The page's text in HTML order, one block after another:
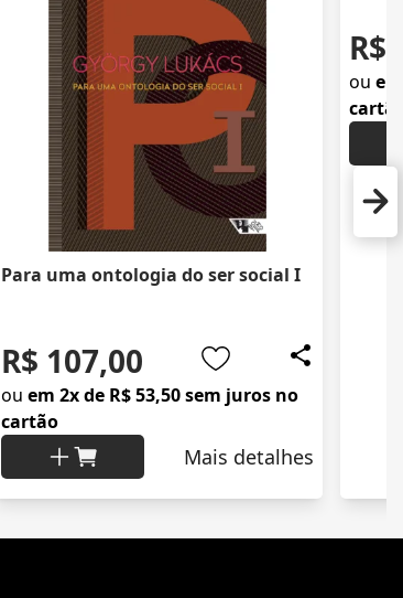
Para uma ontologia do ser social I
R$ 107,00
ou em 2x de R$ 53,50 sem juros no
cartão
Mais detalhes
R$
ou